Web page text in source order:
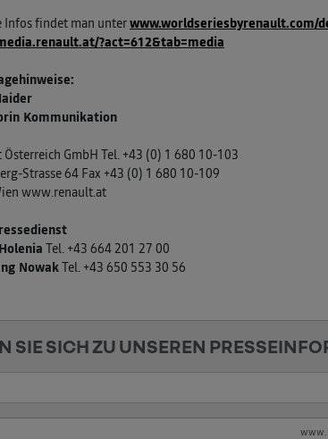
Infos findet man unterwww.worldseriesbyrenault.com/
?act=612&tab=media
Kommunikation
Österreich GmbH Tel. +43 (0) 1 680 10-103
Strasse 64 Fax +43 (0) 1 680 10-109
www.renault.at
Tel. +43 664 201 27 00
NowakTel. +43 650 553 30 56
SIE SICH ZU UNSEREN